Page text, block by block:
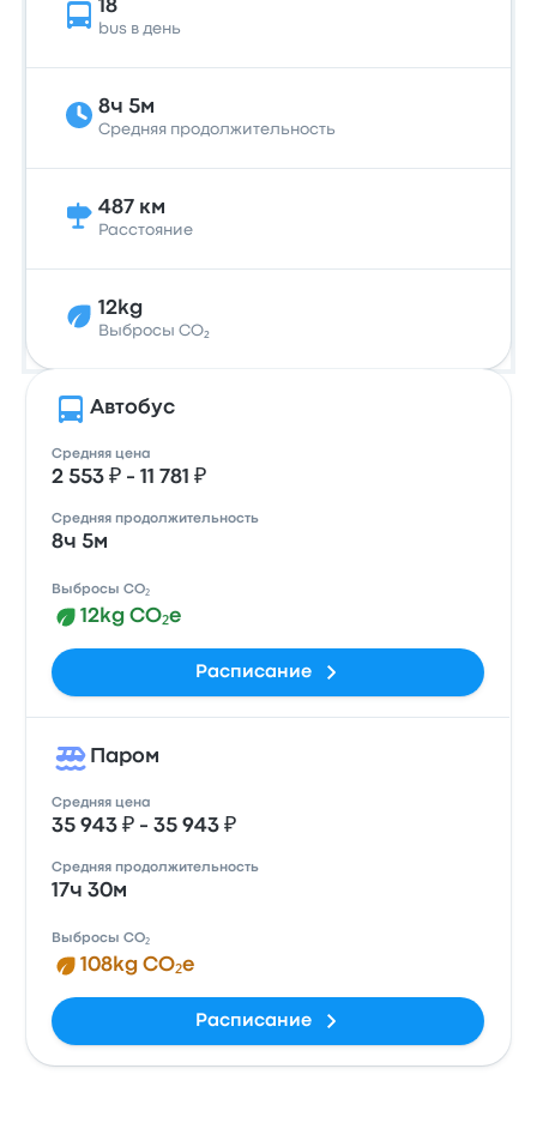
18
bus в день
8ч 5м
Средняя продолжительность
487 км
Расстояние
12kg
Выбросы CO₂
Автобус
Средняя цена
2 553 ₽ - 11 781 ₽
Средняя продолжительность
8ч 5м
Выбросы CO₂
12kg CO₂e
Расписание
Паром
Средняя цена
35 943 ₽ - 35 943 ₽
Средняя продолжительность
17ч 30м
Выбросы CO₂
108kg CO₂e
Расписание